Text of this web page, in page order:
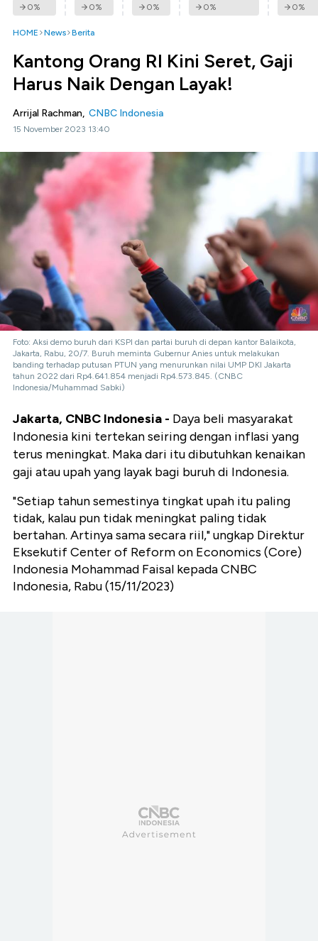
0% 0% 0% 0% 0%
HOME News Berita
Kantong Orang RI Kini Seret, Gaji
Harus Naik Dengan Layak!
Arrijal Rachman, CNBC Indonesia
15 November 2023 13:40
Foto: Aksi demo buruh dari KSPI dan partai buruh di depan kantor Balaikota,
Jakarta, Rabu, 20/7. Buruh meminta Gubernur Anies untuk melakukan
banding terhadap putusan PTUN yang menurunkan nilai UMP DKI Jakarta
tahun 2022 dari Rp4.641.854 menjadi Rp4.573.845. (CNBC
Indonesia/Muhammad Sabki)
Jakarta, CNBC Indonesia - Daya beli masyarakat
Indonesia kini tertekan seiring dengan inflasi yang
terus meningkat. Maka dari itu dibutuhkan kenaikan
gaji atau upah yang layak bagi buruh di Indonesia.
"Setiap tahun semestinya tingkat upah itu paling
tidak, kalau pun tidak meningkat paling tidak
bertahan. Artinya sama secara riil," ungkap Direktur
Eksekutif Center of Reform on Economics (Core)
Indonesia Mohammad Faisal kepada CNBC
Indonesia, Rabu (15/11/2023)